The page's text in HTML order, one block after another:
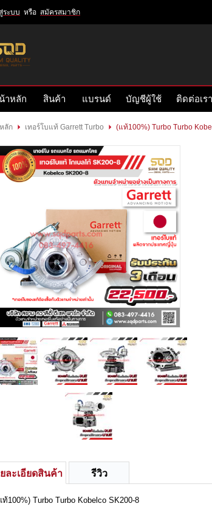
ร
ระบบ หรือ สมัครสมาชิก
าหลัก สินค้า แบรนด์ บัญชีผู้ใช้ ติดต่อเรา
ลัก เทอร์โบแท้ Garrett Turbo (แท้100%) Turbo Turbo
ละเอียดสินค้า รีวิว
ท้100%) Turbo Turbo Kobelco SK200-8